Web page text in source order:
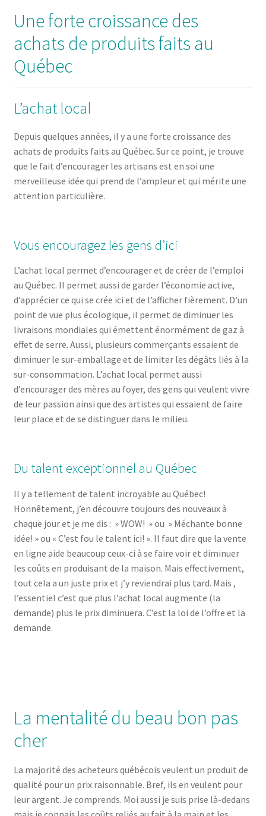
Une forte croissance des
achats de produits faits au
Québec
L’achat local
Depuis quelques années, il y a une forte croissance des
achats de produits faits au Québec. Sur ce point, je trouve
que le fait d’encourager les artisans est en soi une
merveilleuse idée qui prend de l’ampleur et qui mérite une
attention particulière.
Vous encouragez les gens d’ici
L’achat local permet d’encourager et de créer de l’emploi
au Québec. Il permet aussi de garder l’économie active,
d’apprécier ce qui se crée ici et de l’afficher fièrement. D’un
point de vue plus écologique, il permet de diminuer les
livraisons mondiales qui émettent énormément de gaz à
effet de serre. Aussi, plusieurs commerçants essaient de
diminuer le sur-emballage et de limiter les dégâts liés à la
sur-consommation. L’achat local permet aussi
d’encourager des mères au foyer, des gens qui veulent vivre
de leur passion ainsi que des artistes qui essaient de faire
leur place et de se distinguer dans le milieu.
Du talent exceptionnel au Québec
Il y a tellement de talent incroyable au Québec!
Honnêtement, j’en découvre toujours des nouveaux à
chaque jour et je me dis : » WOW! » ou » Méchante bonne
idée! » ou « C’est fou le talent ici! ». Il faut dire que la vente
en ligne aide beaucoup ceux-ci à se faire voir et diminuer
les coûts en produisant de la maison. Mais effectivement,
tout cela a un juste prix et j’y reviendrai plus tard. Mais ,
l’essentiel c’est que plus l’achat local augmente (la
demande) plus le prix diminuera. C’est la loi de l’offre et la
demande.
La mentalité du beau bon pas
cher
La majorité des acheteurs québécois veulent un produit de
qualité pour un prix raisonnable. Bref, ils en veulent pour
leur argent. Je comprends. Moi aussi je suis prise là-dedans